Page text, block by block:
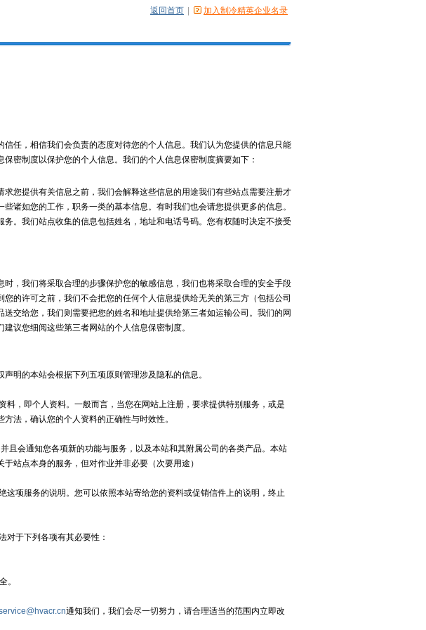
返回首页 加入制冷精英企业名录
，相信我们会负责的态度对待您的个人信息。我们认为您提供的信息只能
密制度以保护您的个人信息。我们的个人信息保密制度摘要如下：
提供有关信息之前，我们会解释这些信息的用途我们有些站点需要注册才
诸如您的工作，职务一类的基本信息。有时我们也会请您提供更多的信息。
。我们站点收集的信息包括姓名，地址和电话号码。您有权随时决定不接受
我们将采取合理的步骤保护您的敏感信息，我们也将采取合理的安全手段
的许可之前，我们不会把您的任何个人信息提供给无关的第三方（包括公司
交给您，我们则需要把您的姓名和地址提供给第三者如运输公司。我们的网
议您细阅这些第三者网站的个人信息保密制度。
的本站会根据下列五项原则管理涉及隐私的信息。
，即个人资料。一般而言，当您在网站上注册，要求提供特别服务，或是
法，确认您的个人资料的正确性与时效性。
会通知您各项新的功能与服务，以及本站和其附属公司的各类产品。本站
站点本身的服务，但对作业并非必要（次要用途）
项服务的说明。您可以依照本站寄给您的资料或促销信件上的说明，终止
于下列各项有其必要性：
。
通知我们，我们会尽一切努力，请合理适当的范围内立即改